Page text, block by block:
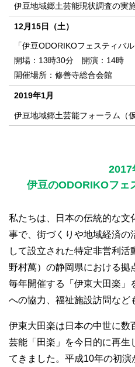
伊豆地域郷土芸能現状調査の実
12月15日（土）
「伊豆ODORIKOフェスティバ
開場：13時30分 開演：14時
開催場所：修善寺総合会館
2019年1月
伊豆地域郷土芸能フォーラム（
2017
伊豆のODORIKOフェ
私たちは、日本の伝統的な文
事で、街づくりや地域経済の
して設立された特定非営利
野村萬）の静岡県における拠
毎年開催する「伊東大田楽」
への協力、福祉施設訪問など
伊東大田楽は日本の中世に数
芸能「田楽」を今日的に再生
てきました。平成10年の初